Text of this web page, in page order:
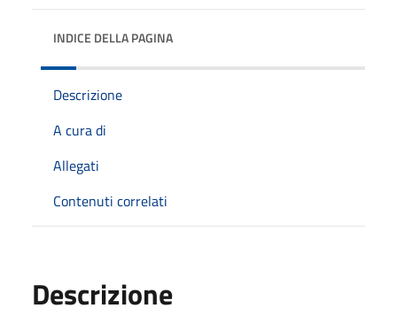
INDICE DELLA PAGINA
Descrizione
A cura di
Allegati
Contenuti correlati
Descrizione